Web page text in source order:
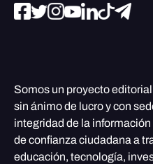
Somos un proyecto editorial
sin ánimo de lucro y con
integridad de la
de confianza ciudadana a
educación, tecnología,